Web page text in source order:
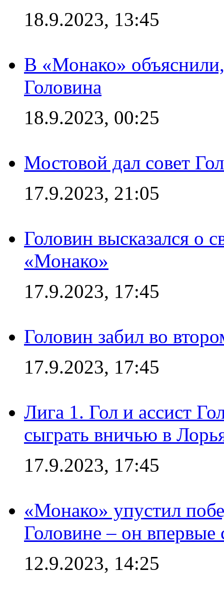
18.9.2023, 13:45
В «Монако»
Головина
18.9.2023, 00:25
Мостовой дал совет
17.9.2023, 21:05
Головин высказался о
«Монако»
17.9.2023, 17:45
Головин забил во
17.9.2023, 17:45
Лига 1. Гол и ассист
сыграть вничью в
17.9.2023, 17:45
«Монако» упустил
Головине – он впервые
12.9.2023, 14:25